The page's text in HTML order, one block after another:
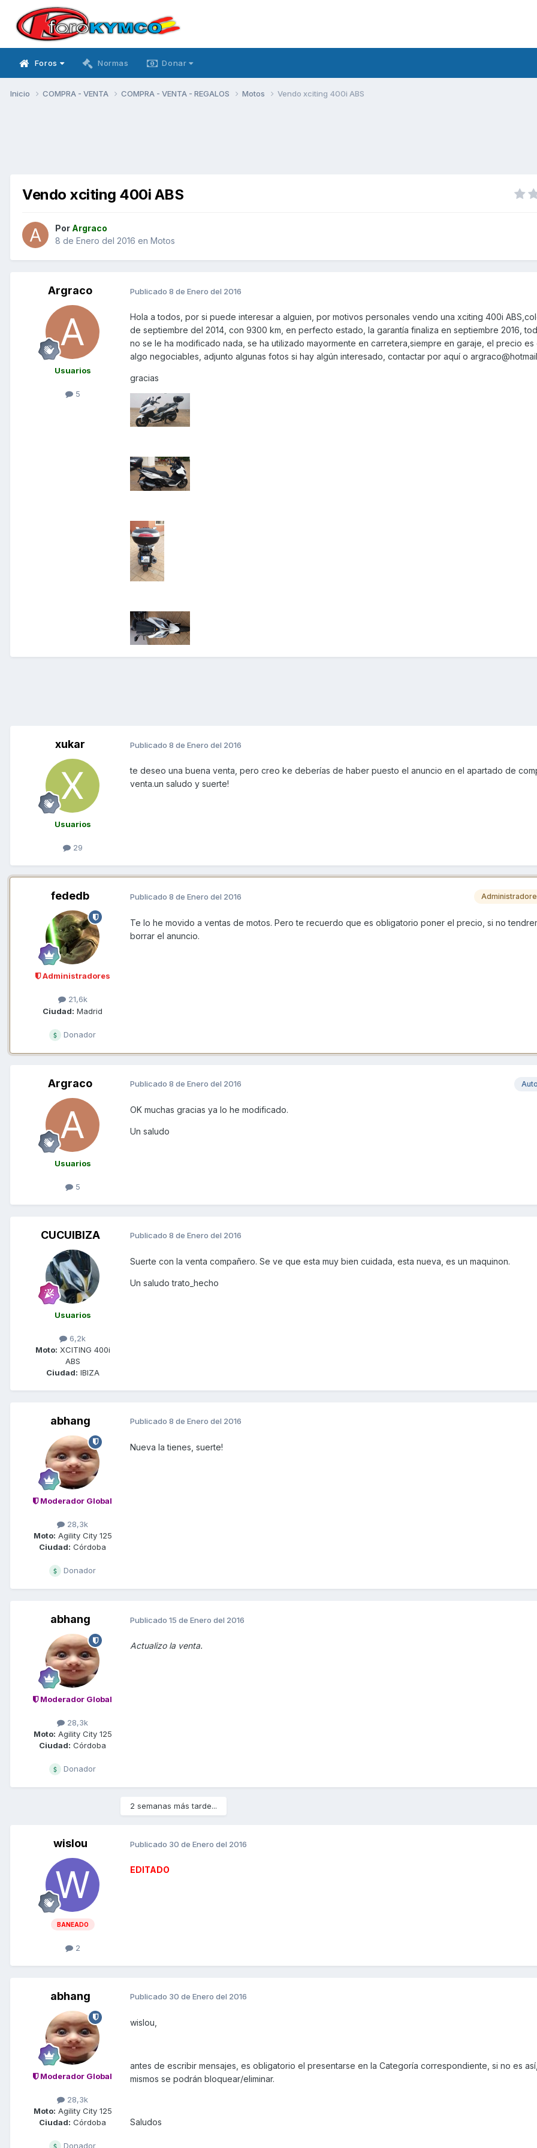
Foros Normas Donar
Inicio COMPRA - VENTA COMPRA - VENTA - REGALOS Motos Vendo xciting 400i ABS
Vendo xciting 400i ABS
Por Argraco
8 de Enero del 2016 en Motos
Argraco
Usuarios
5
Publicado 8 de Enero del 2016
Hola a todos, por si puede interesar a alguien, por motivos personales vendo una xciting 400i
de septiembre del 2014, con 9300 km, en perfecto estado, la garantía finaliza en septiembre 2016,
no se le ha modificado nada, se ha utilizado mayormente en carretera,siempre en garaje, el precio
algo negociables, adjunto algunas fotos si hay algún interesado, contactar por aquí o
gracias
xukar
Usuarios
29
Publicado 8 de Enero del 2016
te deseo una buena venta, pero creo ke deberías de haber puesto el anuncio en el apartado de
venta.un saludo y suerte!
fededb
Administradores
21,6k
Ciudad: Madrid
Donador
Publicado 8 de Enero del 2016
Te lo he movido a ventas de motos. Pero te recuerdo que es obligatorio poner el precio, si no
borrar el anuncio.
Argraco
Usuarios
5
Publicado 8 de Enero del 2016
OK muchas gracias ya lo he modificado.
Un saludo
CUCUIBIZA
Usuarios
6,2k
Moto: XCITING 400i
ABS
Ciudad: IBIZA
Publicado 8 de Enero del 2016
Suerte con la venta compañero. Se ve que esta muy bien cuidada, esta nueva, es un maquinon.
Un saludo trato_hecho
abhang
Moderador Global
28,3k
Moto: Agility City 125
Ciudad: Córdoba
Donador
Publicado 8 de Enero del 2016
Nueva la tienes, suerte!
abhang
Moderador Global
28,3k
Moto: Agility City 125
Ciudad: Córdoba
Donador
Publicado 15 de Enero del 2016
Actualizo la venta.
2 semanas más tarde...
wislou
BANEADO
2
Publicado 30 de Enero del 2016
EDITADO
abhang
Moderador Global
28,3k
Moto: Agility City 125
Ciudad: Córdoba
Donador
Publicado 30 de Enero del 2016
wislou,
antes de escribir mensajes, es obligatorio el presentarse en la Categoría correspondiente, si no es
mismos se podrán bloquear/eliminar.
Saludos